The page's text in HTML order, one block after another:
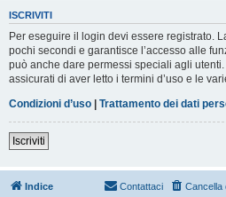
ISCRIVITI
Per eseguire il login devi essere registrato.
pochi secondi e garantisce l’accesso alle
può anche dare permessi speciali agli
assicurati di aver letto i termini d’uso e le
Condizioni d’uso | Trattamento dei dati
Iscriviti
Indice Cancella
Contattaci